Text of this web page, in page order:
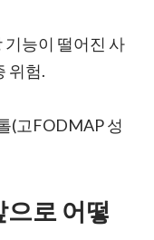
기능이 떨어진 사
위험.
(고FODMAP 성
으로 어떻